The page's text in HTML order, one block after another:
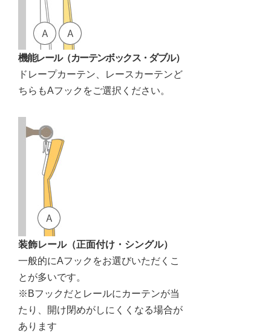
機能レール（カーテンボックス・ダブル）
ドレープカーテン、レースカーテンど
ちらもAフックをご選択ください。
装飾レール（正面付け・シングル）
一般的にAフックをお選びいただくこ
とが多いです。
※Bフックだとレールにカーテンが当
たり、開け閉めがしにくくなる場合が
あります